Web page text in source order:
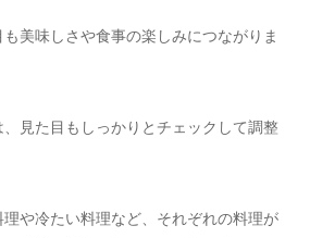
美味しさや食事の楽しみにつながりま
見た目もしっかりとチェックして調整
や冷たい料理など、それぞれの料理が